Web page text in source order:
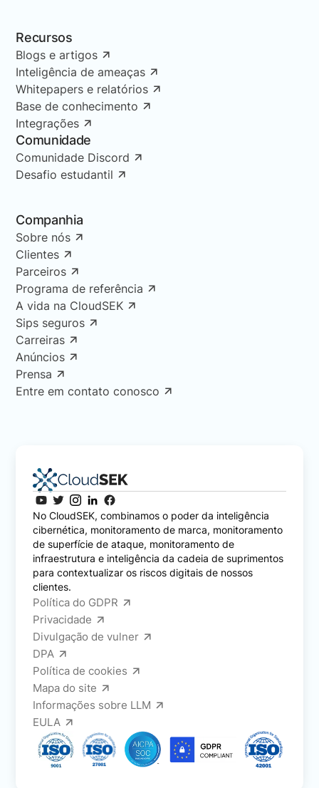
Recursos
Blogs e artigos
Inteligência de ameaças
Whitepapers e relatórios
Base de conhecimento
Integrações
Comunidade
Comunidade Discord
Desafio estudantil
Companhia
Sobre nós
Clientes
Parceiros
Programa de referência
A vida na CloudSEK
Sips seguros
Carreiras
Anúncios
Prensa
Entre em contato conosco
No CloudSEK, combinamos o poder da inteligência
cibernética, monitoramento de marca, monitoramento
de superfície de ataque, monitoramento de
infraestrutura e inteligência da cadeia de suprimentos
para contextualizar os riscos digitais de nossos
clientes.
Política do GDPR
Privacidade
Divulgação de vulner
DPA
Política de cookies
Mapa do site
Informações sobre LLM
EULA